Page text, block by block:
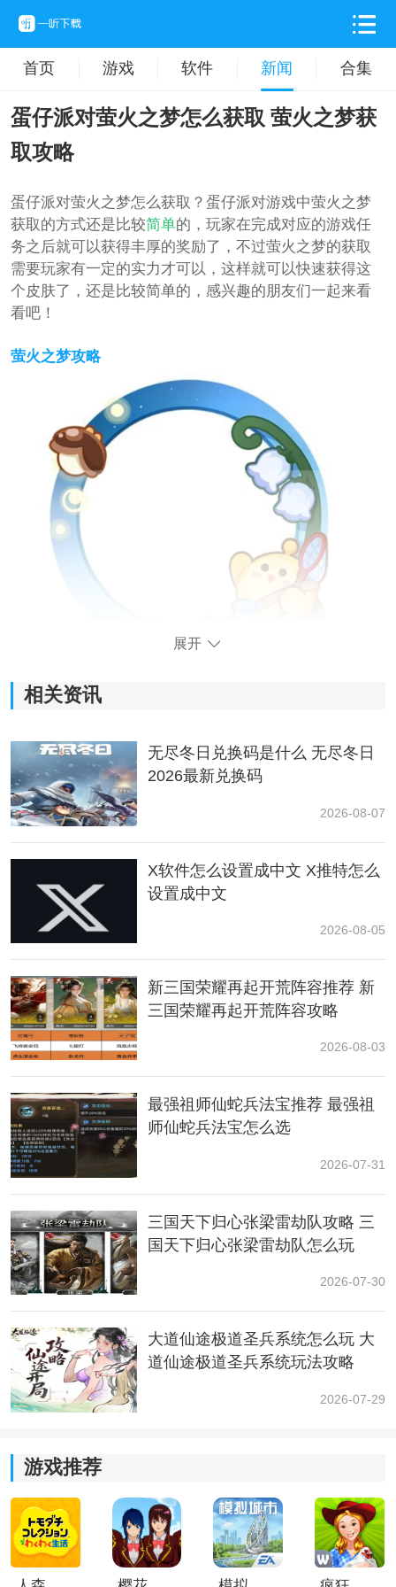
首页 游戏 软件 新闻 合集
蛋仔派对萤火之梦怎么获取 萤火之梦获
取攻略
蛋仔派对萤火之梦怎么获取？蛋仔派对游戏中萤火之梦
获取的方式还是比较简单的，玩家在完成对应的游戏任
务之后就可以获得丰厚的奖励了，不过萤火之梦的获取
需要玩家有一定的实力才可以，这样就可以快速获得这
个皮肤了，还是比较简单的，感兴趣的朋友们一起来看
看吧！
萤火之梦攻略
梦幻星遇”派对季开启后，游戏将根据段位继承规则对玩
来了新的段位任务，完成指定任务即可领取对应的丰厚
奖励!
在巅峰凤凰蛋蛋位以上参与5场巅峰赛即可获得派对季专
属“萤火之梦头像框”，睡不着觉的夏夜里，不妨带上捕虫
上露珠滚动，小蛋仔拨开草丛，惊飞的萤火虫微光闪
烁，升腾成一片触手可及的梦幻星空。
小编简评：
以上就是小编为玩家带来有关于蛋仔派对萤火之梦获取
攻略的全部内容了，大家快去试试吧！
展开
相关资讯
无尽冬日兑换码是什么 无尽冬日
2026最新兑换码
2026-08-07
X软件怎么设置成中文 X推特怎么
设置成中文
2026-08-05
新三国荣耀再起开荒阵容推荐 新
三国荣耀再起开荒阵容攻略
2026-08-03
最强祖师仙蛇兵法宝推荐 最强祖
师仙蛇兵法宝怎么选
2026-07-31
三国天下归心张梁雷劫队攻略 三
国天下归心张梁雷劫队怎么玩
2026-07-30
大道仙途极道圣兵系统怎么玩 大
道仙途极道圣兵系统玩法攻略
2026-07-29
游戏推荐